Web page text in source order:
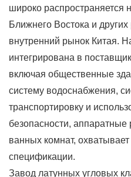
широко
Ближнего Востока и
внутренний рынок Китая.
интегрирована в
включая общественные
систему водоснабжения,
транспортировку и
безопасности,
ванных комнат,
спецификации.
Завод латунных угловых